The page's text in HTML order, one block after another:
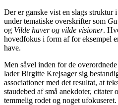
Der er ganske vist en slags struktur
under tematiske overskrifter som
og Vilde haver og vilde visioner.
hovedfokus i form af for eksempel
have.
Men såvel inden for de
lader Birgitte Krejsager sig
associationer med det resultat, at
staudebed af små anekdoter, citater
temmelig rodet og noget